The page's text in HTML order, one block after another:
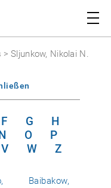
> Sljunkow, Nikolai N.
F G
H
O
P
V W Z
Baibakow,